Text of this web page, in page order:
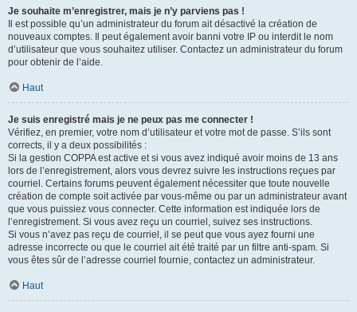
Je souhaite m’enregistrer, mais je n’y parviens pas !
Il est possible qu’un administrateur du forum ait désactivé la création de
nouveaux comptes. Il peut également avoir banni votre IP ou interdit le nom
d’utilisateur que vous souhaitez utiliser. Contactez un administrateur du forum
pour obtenir de l’aide.
Haut
Je suis enregistré mais je ne peux pas me connecter !
Vérifiez, en premier, votre nom d’utilisateur et votre mot de passe. S’ils sont
corrects, il y a deux possibilités :
Si la gestion COPPA est active et si vous avez indiqué avoir moins de 13 ans
lors de l’enregistrement, alors vous devrez suivre les instructions reçues par
courriel. Certains forums peuvent également nécessiter que toute nouvelle
création de compte soit activée par vous-même ou par un administrateur avant
que vous puissiez vous connecter. Cette information est indiquée lors de
l’enregistrement. Si vous avez reçu un courriel, suivez ses instructions.
Si vous n’avez pas reçu de courriel, il se peut que vous ayez fourni une
adresse incorrecte ou que le courriel ait été traité par un filtre anti-spam. Si
vous êtes sûr de l’adresse courriel fournie, contactez un administrateur.
Haut